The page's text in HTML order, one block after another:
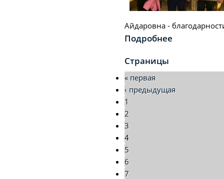
Айдаровна -
Подробнее
Страницы
« первая
‹ предыдущая
1
2
3
4
5
6
7